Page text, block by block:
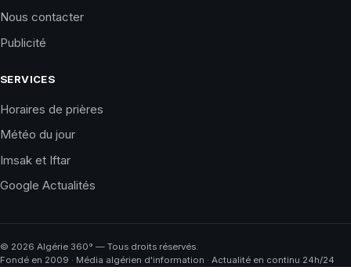
Nous contacter
Publicité
SERVICES
Horaires de prières
Météo du jour
Imsak et Iftar
Google Actualités
© 2026 Algérie 360° — Tous droits réservés.
Fondé en 2009 · Média algérien d'information · Actualité en continu 24h/24